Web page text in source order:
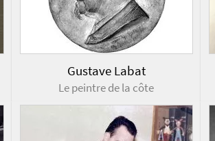
Gustave Labat
Le peintre de la côte